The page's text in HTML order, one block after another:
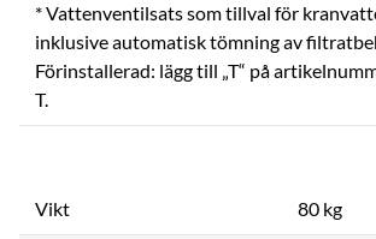
* Vattenventilsats som tillval för
inklusive automatisk tömning av
Förinstallerad: lägg till „T“ på
T.
Vikt 80 kg